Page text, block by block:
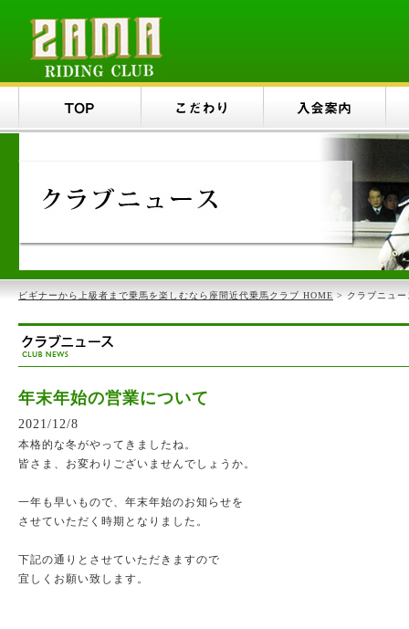
ビギナーから上級者まで乗馬を楽しむなら座間近代乗馬クラブ HOME > クラブニュー
年末年始の営業について
2021/12/8
本格的な冬がやってきましたね。
皆さま、お変わりございませんでしょうか。
一年も早いもので、年末年始のお知らせを
させていただく時期となりました。
下記の通りとさせていただきますので
宜しくお願い致します。